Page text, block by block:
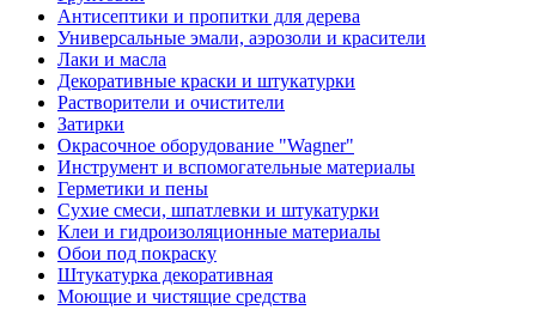
Антисептики и пропитки для дерева
Универсальные эмали, аэрозоли и красители
Лаки и масла
Декоративные краски и штукатурки
Растворители и очистители
Затирки
Окрасочное оборудование "Wagner"
Инструмент и вспомогательные материалы
Герметики и пены
Сухие смеси, шпатлевки и штукатурки
Клеи и гидроизоляционные материалы
Обои под покраску
Штукатурка декоративная
Моющие и чистящие средства